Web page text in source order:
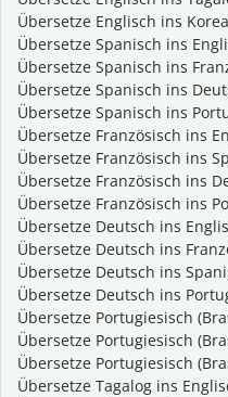
Übersetze Englisch ins
Übersetze Spanisch ins
Übersetze Spanisch ins
Übersetze Spanisch ins
Übersetze Spanisch ins
Übersetze Französisch ins
Übersetze Französisch ins
Übersetze Französisch ins
Übersetze Französisch ins
Übersetze Deutsch ins
Übersetze Deutsch ins
Übersetze Deutsch ins
Übersetze Deutsch ins
Übersetze Portugiesisch
Übersetze Portugiesisch
Übersetze Portugiesisch
Übersetze Tagalog ins